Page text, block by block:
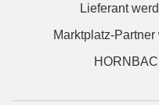
Lieferant
Marktplatz-